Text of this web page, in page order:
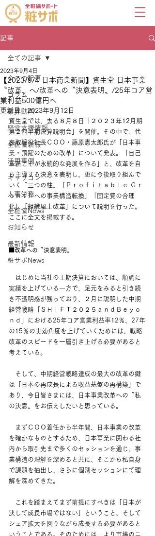
記事
全ての記事
コラム
業界動向
経営支援情報
全粧協新報
活用事例
キャリコン
人事労務
全粧協News
お知らせ
最新情報
粧サポNews
全ての記事
【2023/9/4 日本商業新聞】資生堂 日本事業
〝改革〟へ/改革への〝決意表明〟/25年コア営
業利益500億円へ
2023年9月4日
更新日：2023年9月12日
資生堂では、去る８月８日「２０２３年12月期
第２四半期決算説明会」を開催。その中で、代
表取締役社長ＣＯＯ・藤原憲太郎氏が「日本事
業・飛躍のための改革」について発表。「自己
革新こそが永続的な発展を作る」と、改革を自
ら主導する決意を表明し、更に今後取り組んで
いく〝三つの柱〟「Ｐｒｏｆｉｔａｂｌｅ Ｇｒ
ｏｗｔｈへの事業構造転換」「固定費の合理
化」「組織風土改革」について説明を行った。
ここに全文を掲載する。
■改革への〝決意表明〟
はじめに当社の上期決算においては、順調に
実績を上げている一方で、足元をみると引き続
き不透明感が残っており、２月に説明した中期
経営戦略「ＳＨＩＦＴ２０２５ａｎｄＢｅｙｏ
ｎｄ」における25年コア営業利益率12％、27年
の15％の実効角度を上げていくためには、戦略
改革のスピードを一層引き上げる必要があると
考えている。
そして、中期経営戦略達成の最大の改革の鍵
は「日本の再成長による収益基盤の再構築」で
あり、今日皆さまには、日本事業改革への〝私
の決意〟をお伝えしたいと思っている。
まずＣＯＯ着任から半年間、日本事業の改革
を確かなものとするため、日本事業に関わる社
内から取引先まで多くのセッションを通じ、事
業構造の理解を深めると共に、そこから私自身
で課題を抽出し、さらに個別セッションにて理
解を深めてきた。
これを踏まえてまず前提にすべきは「日本が
決して成長市場ではない」ということ、そして
シェア拡大を図りながら成長する必要があると
いうことである。そのためには、より市場のニ